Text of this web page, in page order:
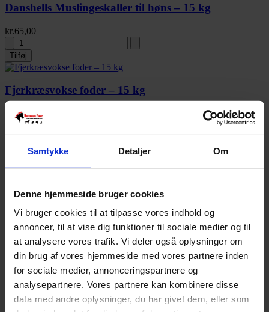
Samtykke Detaljer Om
Denne hjemmeside bruger cookies
Vi bruger cookies til at tilpasse vores indhold og
annoncer, til at vise dig funktioner til sociale medier og til
at analysere vores trafik. Vi deler også oplysninger om
din brug af vores hjemmeside med vores partnere inden
for sociale medier, annonceringspartnere og
analysepartnere. Vores partnere kan kombinere disse
data med andre oplysninger, du har givet dem, eller som
Danshells Muslingeskaller til høns – 15 kg
kr.65,00
Tilføj
Fjerkræsvokse foder – 15 kg
105,00
Tilføj
Foderærter fra Nettofoder – 15 kg
125,00
Foderbyg – 15 kg
Tilføj